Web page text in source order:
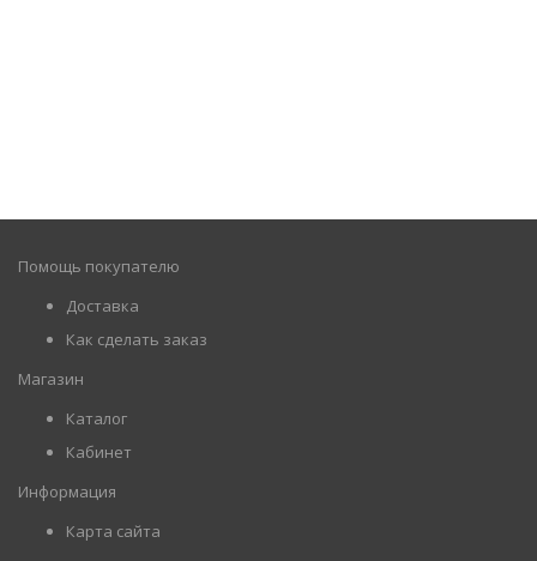
Помощь покупателю
Доставка
Как сделать заказ
Магазин
Каталог
Кабинет
Информация
Карта сайта